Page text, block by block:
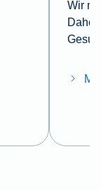
Wir
Daher